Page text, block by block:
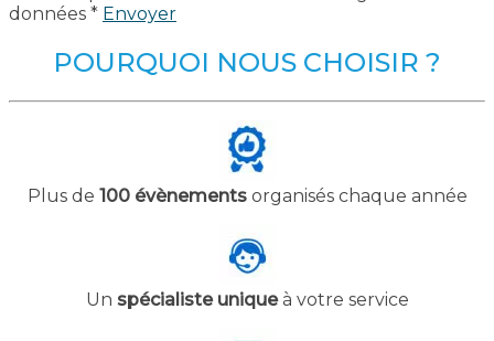
données * Envoyer
POURQUOI NOUS CHOISIR ?
Plus de 100 évènementsorganisés chaque année
Un spécialiste uniqueà votre service